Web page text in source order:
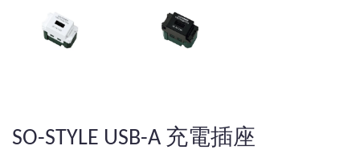
SO-STYLE USB-A 充電插座